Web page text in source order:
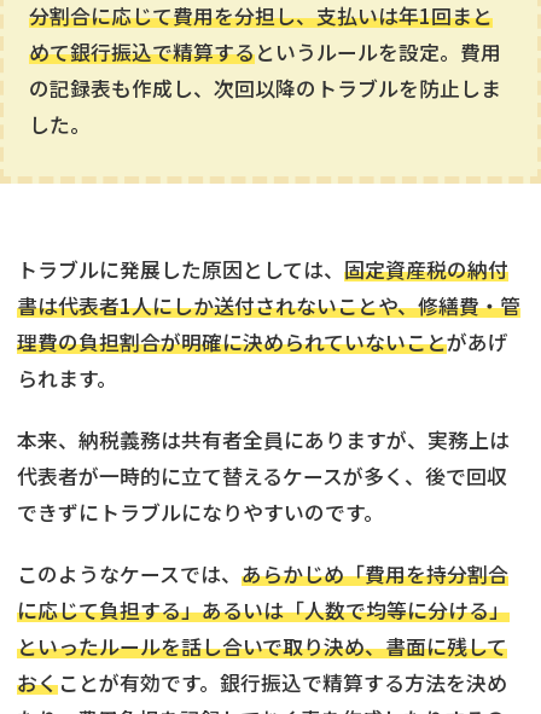
分割合に応じて費用を分担し、支払いは年1回まと
めて銀行振込で精算するというルールを設定。費用
の記録表も作成し、次回以降のトラブルを防止しま
した。
トラブルに発展した原因としては、 固定資産税の納付
書は代表者1人にしか送付されないことや、修繕費・管
理費の負担割合が明確に決められていないことがあげ
られます。
本来、納税義務は共有者全員にありますが、実務上は
代表者が一時的に立て替えるケースが多く、後で回収
できずにトラブルになりやすいのです。
このようなケースでは、 あらかじめ「費用を持分割合
に応じて負担する」あるいは「人数で均等に分ける」
といったルールを話し合いで取り決め、書面に残して
おくことが有効です。銀行振込で精算する方法を決め